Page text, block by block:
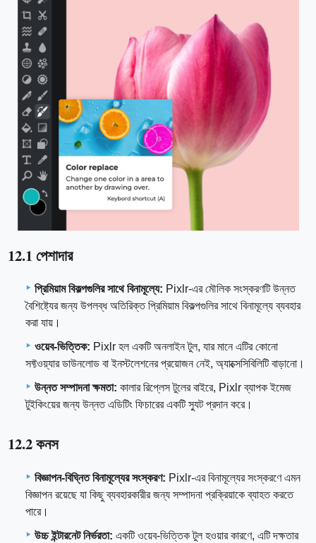
12.1 পেশাদার
প্রিমিয়াম বিকল্পগুলির সাথে বিনামূল্যে: Pixlr-এর মৌলিক সংস্করণটি উন্নত
বৈশিষ্ট্যের জন্য উপলব্ধ অতিরিক্ত প্রিমিয়াম বিকল্পগুলির সাথে বিনামূল্যে ব্যবহার
করা যায়।
ওয়েব-ভিত্তিক: Pixlr হল একটি অনলাইন টুল, যার মানে এটির কোনো
সফ্টওয়্যার ডাউনলোড বা ইনস্টলেশনের প্রয়োজন নেই, অ্যাক্সেসিবিলিটি বাড়ানো।
উন্নত সম্পাদনা ক্ষমতা: কালার রিপ্লেস টুলের বাইরে, Pixlr ব্যাপক ইমেজ
টুইকিংয়ের জন্য উন্নত এডিটিং ফিচারের একটি স্যুট প্রদান করে।
12.2 কনস
বিজ্ঞাপন-বিঘ্নিত বিনামূল্যের সংস্করণ: Pixlr-এর বিনামূল্যের সংস্করণে এমন
বিজ্ঞাপন রয়েছে যা কিছু ব্যবহারকারীর জন্য সম্পাদনা প্রক্রিয়াকে ব্যাহত করতে
পারে।
উচ্চ ইন্টারনেট নির্ভরতা: একটি ওয়েব-ভিত্তিক টুল হওয়ার কারণে, এটি দক্ষতার